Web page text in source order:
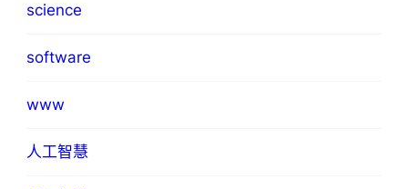
science
software
www
人工智慧